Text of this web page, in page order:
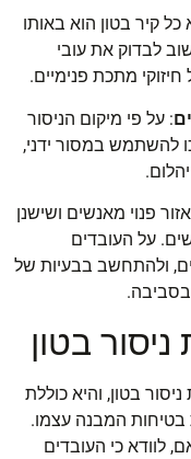
כל קיר בטון הוא באותו
לבדוק את עובי
מתכת פנימיים.
: על פי מיקום הניסור
להשתמש במסור ידני,
פנוי מאנשים ושישנן
על העובדים
ולהתחשב בבעיות של
בסביבה.
בטון
בטון, והיא כוללת
המבנה עצמו.
לוודא כי העובדים